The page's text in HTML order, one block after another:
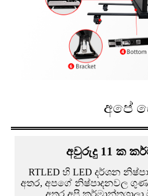
අපේ
අවුරුදු 11 ක
RTLED හි LED දර්ශන
අතර, අපගේ නිෂ්පාදනවල